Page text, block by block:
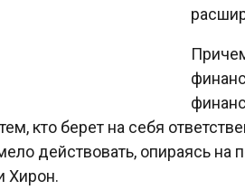
кто берет на себя
действовать, опираясь на
Хирон.